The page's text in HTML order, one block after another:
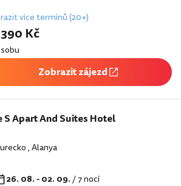
více termínů (20+)
Kč
Zobrazit zájezd
S Apart And Suites Hotel
,Alanya
26. 08. - 02. 09./ 7 nocí